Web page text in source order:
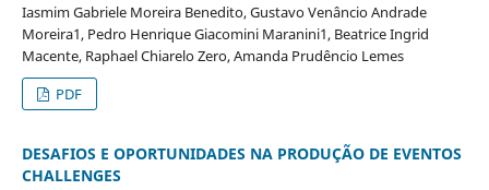
Iasmim Gabriele Moreira Benedito, Gustavo Venâncio Andrade
Moreira1, Pedro Henrique Giacomini Maranini1, Beatrice Ingrid
Macente, Raphael Chiarelo Zero, Amanda Prudêncio Lemes
PDF
DESAFIOS E OPORTUNIDADES NA PRODUÇÃO DE EVENTOS
CHALLENGES